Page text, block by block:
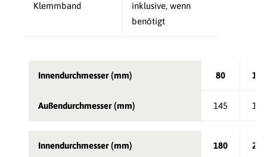
Klemmband
inklusive, wenn
benötigt
Innendurchmesser (mm) 80 100
Außendurchmesser (mm) 145 165
Innendurchmesser (mm) 180 200